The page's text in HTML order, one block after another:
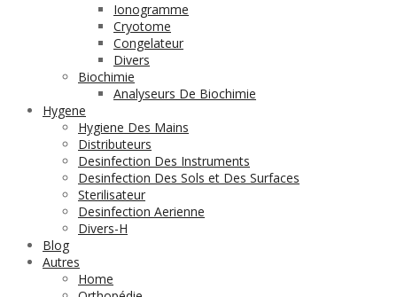
Ionogramme
Cryotome
Congelateur
Divers
Biochimie
Analyseurs De Biochimie
Hygene
Hygiene Des Mains
Distributeurs
Desinfection Des Instruments
Desinfection Des Sols et Des Surfaces
Sterilisateur
Desinfection Aerienne
Divers-H
Blog
Autres
Home